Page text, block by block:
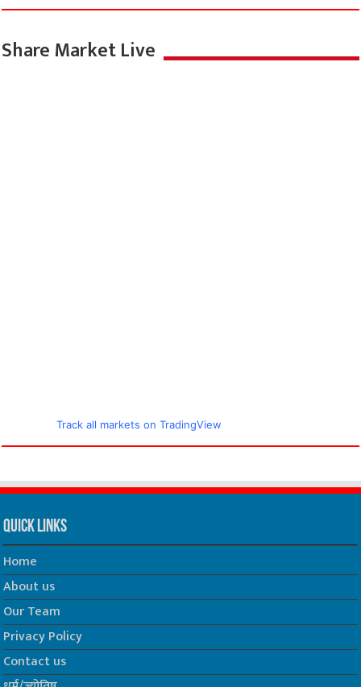
Share Market Live
Track all markets on TradingView
Quick Links
Home
About us
Our Team
Privacy Policy
Contact us